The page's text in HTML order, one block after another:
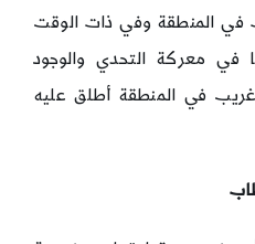
في المنطقة وفي ذات الوقت
معركة التحدي والوجود
في المنطقة أطلق عليه